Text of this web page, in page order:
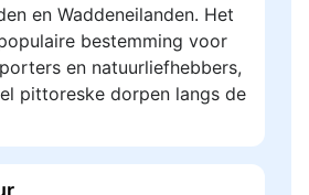
en Waddeneilanden. Het
bestemming voor
en natuurliefhebbers,
pittoreske dorpen langs de